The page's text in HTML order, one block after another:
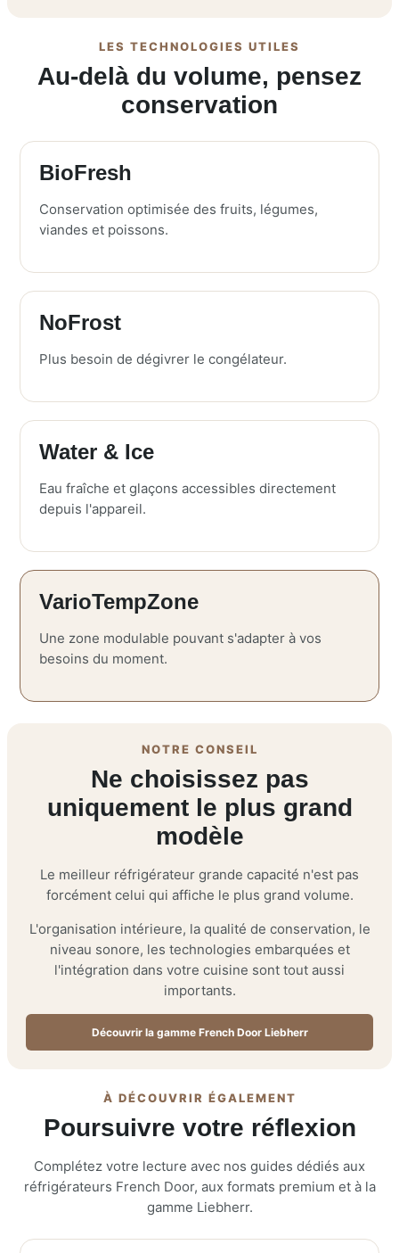
LES TECHNOLOGIES UTILES
Au-delà du volume, pensez
conservation
BioFresh
Conservation optimisée des fruits, légumes,
viandes et poissons.
NoFrost
Plus besoin de dégivrer le congélateur.
Water & Ice
Eau fraîche et glaçons accessibles directement
depuis l'appareil.
VarioTempZone
Une zone modulable pouvant s'adapter à vos
besoins du moment.
NOTRE CONSEIL
Ne choisissez pas
uniquement le plus grand
modèle
Le meilleur réfrigérateur grande capacité n'est pas
forcément celui qui affiche le plus grand volume.
L'organisation intérieure, la qualité de conservation, le
niveau sonore, les technologies embarquées et
l'intégration dans votre cuisine sont tout aussi
importants.
Découvrir la gamme French Door Liebherr
À DÉCOUVRIR ÉGALEMENT
Poursuivre votre réflexion
Complétez votre lecture avec nos guides dédiés aux
réfrigérateurs French Door, aux formats premium et à la
gamme Liebherr.